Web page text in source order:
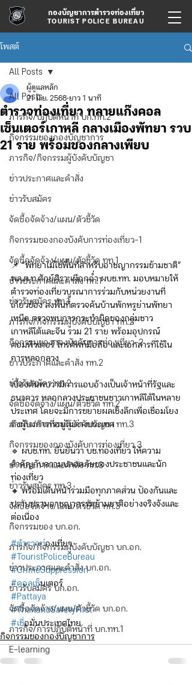
กองบัญชาการตำรวจท่องเที่ยว
TOURIST POLICE BUREAU
โพสต์
All Posts
ภารกิจ/ปฏิบัติหน้าที่ บก.ทท.2
กิจกรรมของกองบัญชาการ
ภารกิจ/กิจกรรมผู้บังคับบัญชา
ข่าวประกาศและคำสั่ง
ข่าวรับสมัคร
จัดซื้อจัดจ้าง/แผน/ตัวชี้วัด
กิจกรรมของกองบังคับการท่องเที่ยว-1
จัดซื้อจัดจ้าง/แผน/ตัวชี้วัด ทท.1
ข่าวประกาศและคำสั่ง ทท.1
ข่าวรับสมัคร ทท.1
ภารกิจ/กิจกรรมผู้บังคับบัญชา ทท.2
กิจกรรมของกองบังคับการท่องเที่ยว-2
ข่าวประกาศและคำสั่ง ทท.2
ข่าวรับสมัคร ทท.2
จัดซื้อจัดจ้าง/แผน/ตัวชี้วัด ทท.2
ภารกิจ/กิจกรรมผู้บังคับบัญชา ทท.3
กิจกรรมของกองบังคับการท่องเที่ยว 3
ข่าวประกาศและคำสั่ง ทท.3
ข่าวรับสมัคร ทท.3
จัดซื้อจัดจ้าง/แผน/ตัวชี้วัด ทท.3
กิจกรรมของ บก.อก.
ภารกิจ/กิจกรรมผู้บังคับบัญชา บก.อก.
ข่าวประกาศและคำสั่ง บก.อก.
ข่าวรับสมัคร บก.อก.
จัดซื้อจัดจ้าง/แผน/ตัวชี้วัด บก.อก.
ภารกิจ/การปฏิบัติหน้าที่ บก.ทท.1
E-learning
All Posts
ตำรวจท่องเที่ยว ทลายแก๊งคอล
เซ็นเตอร์เกาหลี กลางเมืองพัทยา รวบ
21 ราย พร้อมของกลางเพียบ
ผู้ดูแลหลัก
21 มิ.ย. 2568 ยาว 1 นาที
📌 “พัทยาไม่ใช่พื้นที่สำหรับอาชญากรรมข้ามชาติ”
พล.ต.ท.ศักย์ศิรา เผือกอ่ำ ผบช.ทท. มอบหมายให้
ตำรวจท่องเที่ยวบูรณาการร่วมกับหน่วยงานที่
เกี่ยวข้อง ลงพื้นที่ตรวจค้นบ้านพักหรูย่านพัทยา
เหนือ ตรวจพบการกระทำผิดของกลุ่มชาว
เกาหลีใต้และจีน รวม 21 ราย พร้อมอุปกรณ์
คอมพิวเตอร์ โทรศัพท์มือถือ และเอกสารที่ใช้ใน
การหลอกลวง
เบื้องต้นพบว่ามีการแอบอ้างเป็นเจ้าหน้าที่รัฐและ
ธนาคาร หลอกลวงประชาชนชาวเกาหลีใต้ในหลาย
ประเทศ โดยจะมีการขยายผลเชิงลึกเพื่อเชื่อมโยง
ถึงผู้บงการที่อยู่ในต่างประเทศ
🔹 ผบช.ทท. ยืนยันว่า บช.ท่องเที่ยว ให้ความ
สำคัญกับความปลอดภัยของประชาชนและนัก
ท่องเที่ยว
🔸 พร้อมเดินหน้าร่วมมือทุกภาคส่วน ป้องกันและ
ปราบปรามอาชญากรรมข้ามชาติอย่างจริงจังและ
ต่อเนื่อง
#ตำรวจท่องเที่ยว
#TouristPoliceBureau
#CrimeSuppression
#คอลเซ็นเตอร์
#Pattaya
#ThailandSafetyFirst
#เชื่อมั่นประเทศไทย
กิจกรรมของกองบัญชาการ